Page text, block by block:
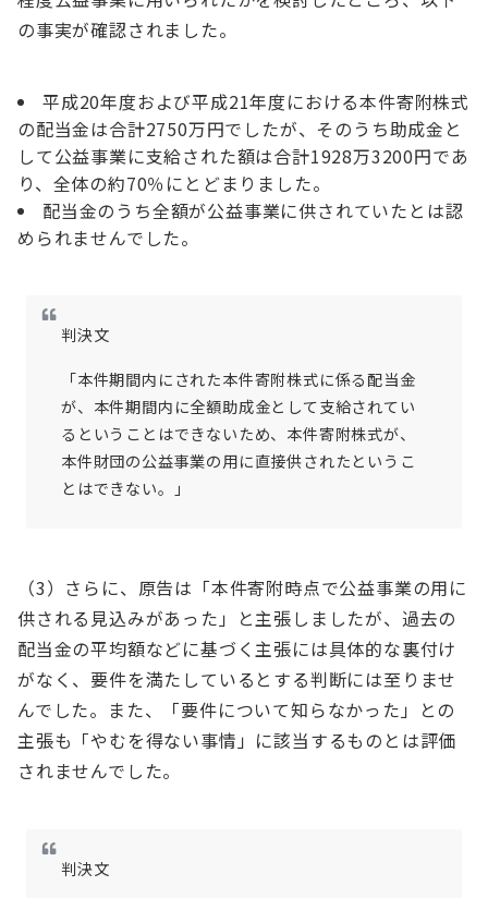
の事実が確認されました。
平成20年度および平成21年度における本件寄附株式
の配当金は合計2750万円でしたが、そのうち助成金と
して公益事業に支給された額は合計1928万3200円であ
り、全体の約70％にとどまりました。
配当金のうち全額が公益事業に供されていたとは認
められませんでした。
判決文
「本件期間内にされた本件寄附株式に係る配当金
が、本件期間内に全額助成金として支給されてい
るということはできないため、本件寄附株式が、
本件財団の公益事業の用に直接供されたというこ
とはできない。」
（3）さらに、原告は「本件寄附時点で公益事業の用に
供される見込みがあった」と主張しましたが、過去の
配当金の平均額などに基づく主張には具体的な裏付け
がなく、要件を満たしているとする判断には至りませ
んでした。また、「要件について知らなかった」との
主張も「やむを得ない事情」に該当するものとは評価
されませんでした。
判決文